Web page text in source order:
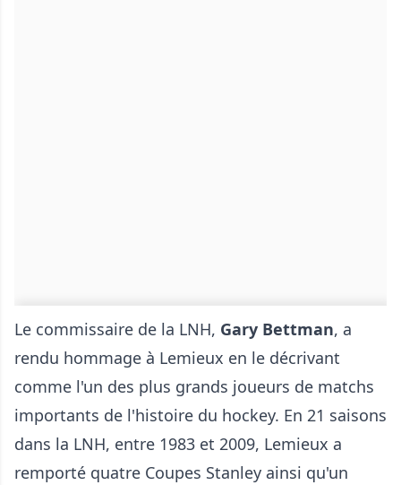
Le commissaire de la LNH, Gary Bettman, a
rendu hommage à Lemieux en le décrivant
comme l'un des plus grands joueurs de matchs
importants de l'histoire du hockey. En 21 saisons
dans la LNH, entre 1983 et 2009, Lemieux a
remporté quatre Coupes Stanley ainsi qu'un